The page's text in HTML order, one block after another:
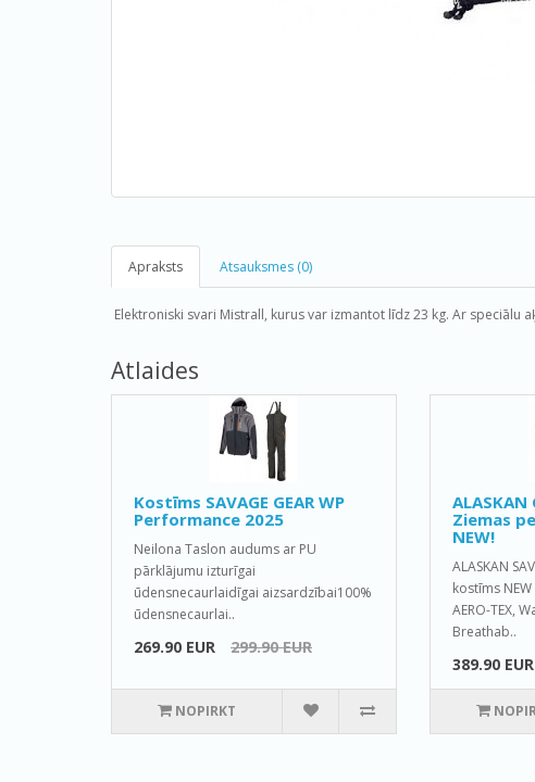
Apraksts Atsauksmes (0)
Elektroniski svari Mistrall, kurus var izmantot līdz 23 kg. Ar speciālu
Atlaides
Kostīms SAVAGE GEAR WP
Performance 2025
Neilona Taslon audums ar PU
pārklājumu izturīgai
ūdensnecaurlaidīgai aizsardzībai100%
ūdensnecaurlai..
269.90 EUR 299.90 EUR
NOPIRKT
ALASKAN
Ziemas
NEW!
ALASKAN
kostīms
AERO-TEX,
Breathab..
389.90 EUR